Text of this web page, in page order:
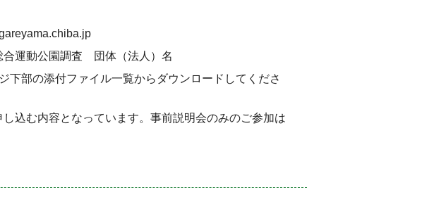
運動公園調査 団体（法人）名
部の添付ファイル一覧からダウンロードしてくださ
込む内容となっています。事前説明会のみのご参加は